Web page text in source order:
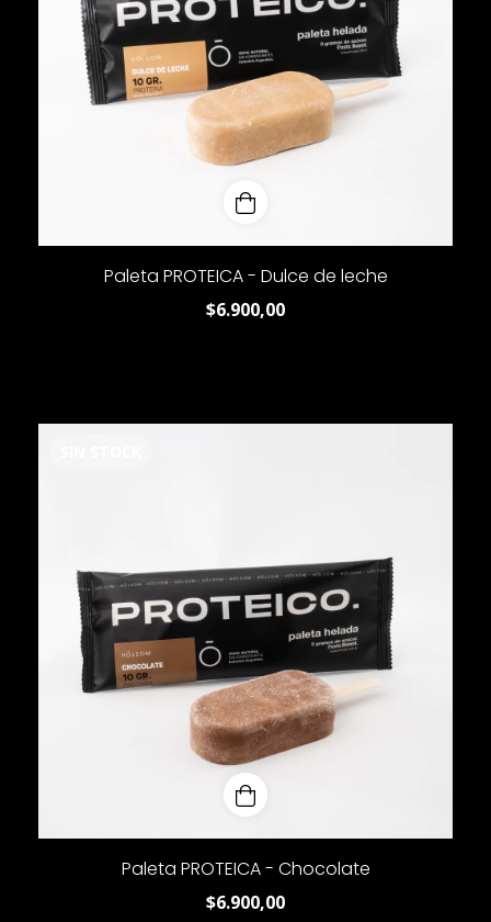
Paleta PROTEICA - Dulce de leche
$6.900,00
Paleta PROTEICA - Chocolate
$6.900,00